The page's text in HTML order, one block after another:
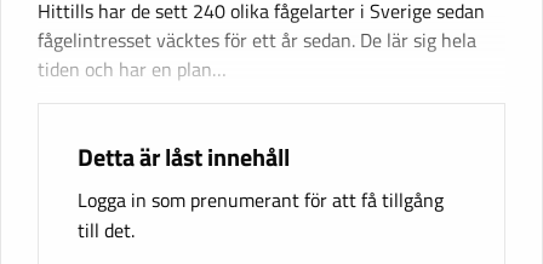
Hittills har de sett 240 olika fågelarter i Sverige sedan
fågelintresset väcktes för ett år sedan. De lär sig hela
tiden och har en plan…
Detta är låst innehåll
Logga in som prenumerant för att få tillgång
till det.